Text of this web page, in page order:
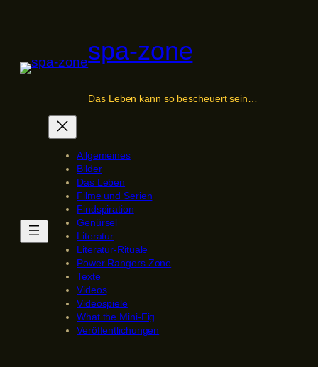
spa-zone
Das Leben kann so bescheuert sein…
Allgemeines
Bilder
Das Leben
Filme und Serien
Findspiration
Genürsel
Literatur
Literatur-Rituale
Power Rangers Zone
Texte
Videos
Videospiele
What the Mini-Fig
Veröffentlichungen